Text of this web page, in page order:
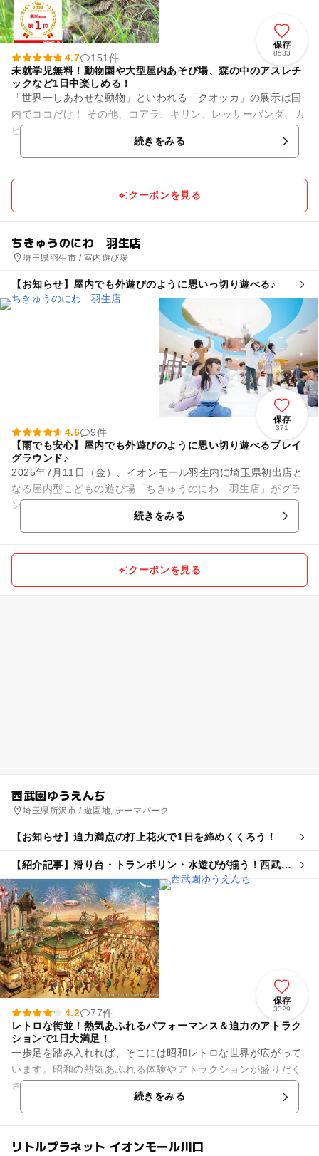
保存
8533
4.7
151件
未就学児無料！動物園や大型屋内あそび場、森の中のアスレチ
ックなど1日中楽しめる！
「世界一しあわせな動物」といわれる「クオッカ」の展示は国
内でココだけ！ その他、コアラ、キリン、レッサーパンダ、カ
ピバラなどをはじめ、約140種の動物がいます。 とにかく動物
続きをみる
クーポンを見る
ちきゅうのにわ 羽生店
埼玉県羽生市 / 室内遊び場
【お知らせ】屋内でも外遊びのように思いっ切り遊べる♪
保存
371
4.6
9件
【雨でも安心】屋内でも外遊びのように思い切り遊べるプレイ
グラウンド♪
2025年7月11日（金）、イオンモール羽生内に埼玉県初出店と
なる屋内型こどもの遊び場「ちきゅうのにわ 羽生店」がグラ
ンドオープン☆ 「ちきゅうのにわ」は、0歳から12歳までの
続きをみる
クーポンを見る
西武園ゆうえんち
埼玉県所沢市 / 遊園地, テーマパーク
【お知らせ】迫力満点の打上花火で1日を締めくくろう！
【紹介記事】滑り台・トランポリン・水遊びが揃う！西武園
ゆうえんちに子供が全力で遊べる新エリア
保存
3329
4.2
77件
レトロな街並！熱気あふれるパフォーマンス＆迫力のアトラク
ションで1日大満足！
一歩足を踏み入れれば、そこには昭和レトロな世界が広がって
います。昭和の熱気あふれる体験やアトラクションが盛りだく
さん。 「夕日の丘商店街」では、1960年代の日本をイメージ
続きをみる
リトルプラネット イオンモール川口